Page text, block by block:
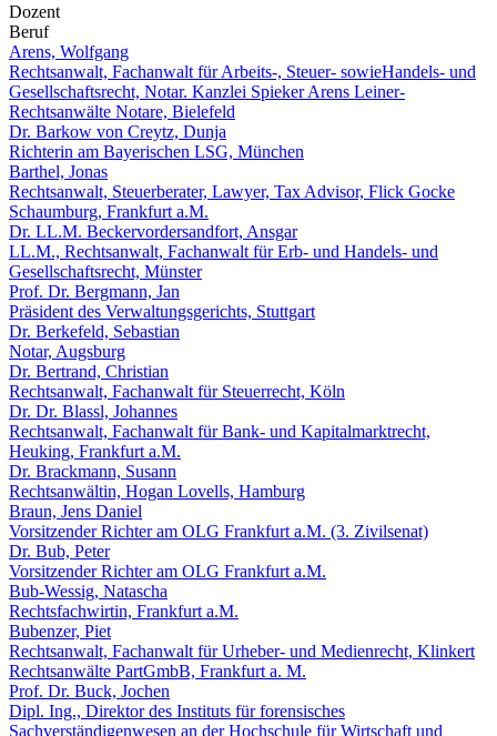
Dozent
Beruf
Arens, Wolfgang
Rechtsanwalt, Fachanwalt für Arbeits-, Steuer- sowieHandels- und
Gesellschaftsrecht, Notar. Kanzlei Spieker Arens Leiner-
Rechtsanwälte Notare, Bielefeld
Dr. Barkow von Creytz, Dunja
Richterin am Bayerischen LSG, München
Barthel, Jonas
Rechtsanwalt, Steuerberater, Lawyer, Tax Advisor, Flick Gocke
Schaumburg, Frankfurt a.M.
Dr. LL.M. Beckervordersandfort, Ansgar
LL.M., Rechtsanwalt, Fachanwalt für Erb- und Handels- und
Gesellschaftsrecht, Münster
Prof. Dr. Bergmann, Jan
Präsident des Verwaltungsgerichts, Stuttgart
Dr. Berkefeld, Sebastian
Notar, Augsburg
Dr. Bertrand, Christian
Rechtsanwalt, Fachanwalt für Steuerrecht, Köln
Dr. Dr. Blassl, Johannes
Rechtsanwalt, Fachanwalt für Bank- und Kapitalmarktrecht,
Heuking, Frankfurt a.M.
Dr. Brackmann, Susann
Rechtsanwältin, Hogan Lovells, Hamburg
Braun, Jens Daniel
Vorsitzender Richter am OLG Frankfurt a.M. (3. Zivilsenat)
Dr. Bub, Peter
Vorsitzender Richter am OLG Frankfurt a.M.
Bub-Wessig, Natascha
Rechtsfachwirtin, Frankfurt a.M.
Bubenzer, Piet
Rechtsanwalt, Fachanwalt für Urheber- und Medienrecht, Klinkert
Rechtsanwälte PartGmbB, Frankfurt a. M.
Prof. Dr. Buck, Jochen
Dipl. Ing., Direktor des Instituts für forensisches
Sachverständigenwesen an der Hochschule für Wirtschaft und